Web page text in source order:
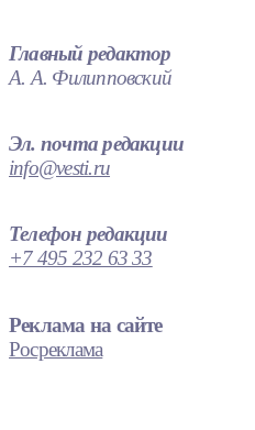
Главный редактор
А. А. Филипповский
Эл. почта редакции
info@vesti.ru
Телефон редакции
+7 495 232 63 33
Реклама на сайте
Росреклама